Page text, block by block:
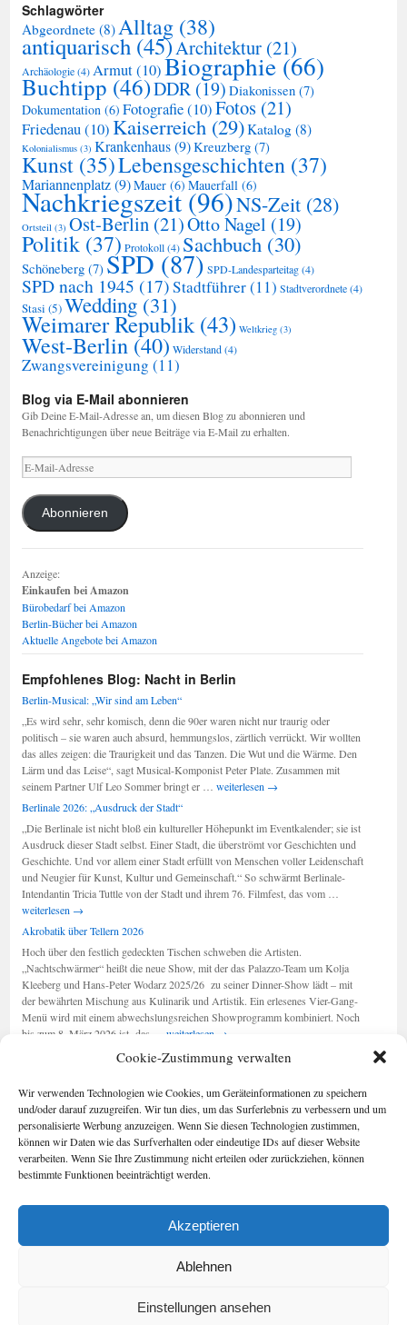
Cookie-Zustimmung verwalten
Wir verwenden Technologien wie Cookies, um Geräteinformationen zu speichern
und/oder darauf zuzugreifen. Wir tun dies, um das Surferlebnis zu verbessern und um
personalisierte Werbung anzuzeigen. Wenn Sie diesen Technologien zustimmen,
können wir Daten wie das Surfverhalten oder eindeutige IDs auf dieser Website
verarbeiten. Wenn Sie Ihre Zustimmung nicht erteilen oder zurückziehen, können
bestimmte Funktionen beeinträchtigt werden.
Akzeptieren
Ablehnen
Einstellungen ansehen
Schlagwörter
Abgeordnete (8)Alltag (38)
antiquarisch (45)Architektur (21)
Archäologie(4)Armut(10)Biographie(66)
Buchtipp (46)DDR (19) Diakonissen (7)
Dokumentation (6) Fotografie(10)Fotos (21)
Friedenau(10)Kaiserreich(29)Katalog (8)
Kolonialismus (3) Krankenhaus(9)Kreuzberg (7)
Kunst (35)Lebensgeschichten (37)
Mariannenplatz(9)Mauer (6) Mauerfall (6)
Nachkriegszeit(96)NS-Zeit (28)
Ortsteil (3) Ost-Berlin (21)Otto Nagel (19)
Politik (37) Protokoll(4) Sachbuch (30)
Schöneberg (7) SPD(87) SPD-Landesparteitag(4)
SPD nach 1945 (17)Stadtführer(11) Stadtverordnete(4)
Stasi (5)Wedding (31)
Weimarer Republik(43) Weltkrieg (3)
West-Berlin (40) Widerstand(4)
Zwangsvereinigung (11)
Blog via E-Mail abonnieren
Gib Deine E-Mail-Adresse an, um diesen Blog zu abonnieren und
Benachrichtigungen über neue Beiträge via E-Mail zu erhalten.
E-
Mail-
Adresse
Abonnieren
Anzeige:
Einkaufen bei Amazon
Bürobedarf bei Amazon
Berlin-Bücher bei Amazon
Aktuelle Angebote bei Amazon
Empfohlenes Blog: Nacht in Berlin
Berlin-Musical: „Wir sind am Leben“
„Es wird sehr, sehr komisch, denn die 90er waren nicht nur traurig oder
politisch – sie waren auch absurd, hemmungslos, zärtlich verrückt. Wir wollten
das alles zeigen: die Traurigkeit und das Tanzen. Die Wut und die Wärme. Den
Lärm und das Leise“, sagt Musical-Komponist Peter Plate. Zusammen mit
seinem Partner Ulf Leo Sommer bringt er … Berlin-
sind
am
Leben“
weiterlesen →
Berlinale 2026: „Ausdruck der Stadt“
„Die Berlinale ist nicht bloß ein kultureller Höhepunkt im Eventkalender; sie ist
Ausdruck dieser Stadt selbst. Einer Stadt, die überströmt vor Geschichten und
Geschichte. Und vor allem einer Stadt erfüllt von Menschen voller Leidenschaft
und Neugier für Kunst, Kultur und Gemeinschaft.“ So schwärmt Berlinale-
Intendantin Tricia Tuttle von der Stadt und ihrem 76. Filmfest, das vom …
weiterlesen →
Akrobatik über Tellern 2026
Hoch über den festlich gedeckten Tischen schweben die Artisten.
„Nachtschwärmer“ heißt die neue Show, mit der das Palazzo-Team um Kolja
Kleeberg und Hans-Peter Wodarz 2025/26 zu seiner Dinner-Show lädt – mit
der bewährten Mischung aus Kulinarik und Artistik. Ein erlesenes Vier-Gang-
Menü wird mit einem abwechslungsreichen Showprogramm kombiniert. Noch
bis zum 8. März 2026 ist das … Akrobatik
Tellern
weiterlesen →
Seiten
Berlin im Buch
Cookie-
Richtlinie (EU)
Foto-Blog
Impressum/Date
Kontakt
Kategorien
Kategorien
Geschichten aus Berlin Impressum/Datenschutz